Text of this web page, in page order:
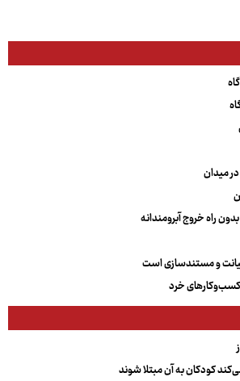
میدان
راه خروج آبرومندانه
و مستندسازی است
خرد
کودکان به آن مبتلا شوند